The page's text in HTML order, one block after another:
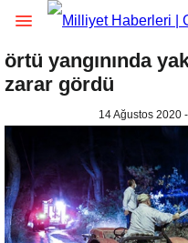
örtü yangınında
zarar gördü
14 Ağustos 2020